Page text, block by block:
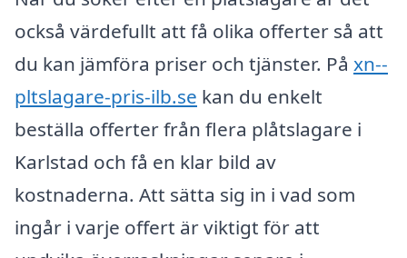
också värdefullt att få olika offerter så att
du kan jämföra priser och tjänster. På xn--
pltslagare-pris-ilb.se kan du enkelt
beställa offerter från flera plåtslagare i
Karlstad och få en klar bild av
kostnaderna. Att sätta sig in i vad som
ingår i varje offert är viktigt för att